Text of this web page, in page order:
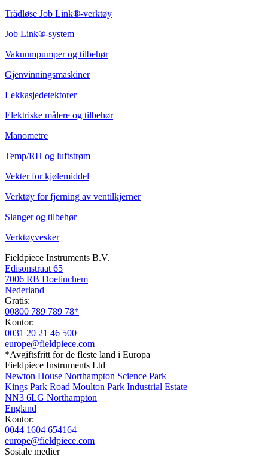
Trådløse Job Link®-verktøy
Job Link®-system
Vakuumpumper og tilbehør
Gjenvinningsmaskiner
Lekkasjedetektorer
Elektriske målere og tilbehør
Manometre
Temp/RH og luftstrøm
Vekter for kjølemiddel
Verktøy for fjerning av ventilkjerner
Slanger og tilbehør
Verktøyvesker
Fieldpiece Instruments B.V.
Edisonstraat 65
7006 RB Doetinchem
Nederland
Gratis:
00800 789 789 78*
Kontor:
0031 20 21 46 500
europe@fieldpiece.com
*Avgiftsfritt for de fleste land i Europa
Fieldpiece Instruments Ltd
Newton House Northampton Science Park
Kings Park Road Moulton Park Industrial Estate
NN3 6LG Northampton
England
Kontor:
0044 1604 654164
europe@fieldpiece.com
Sosiale medier